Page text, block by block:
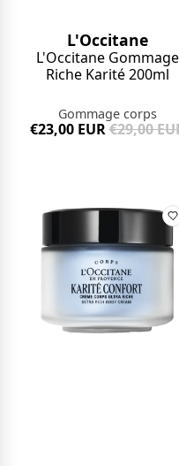
L'Occitane
L'Occitane Gommage
Riche Karité 200ml
Gommage corps
€23,00 EUR€29,00